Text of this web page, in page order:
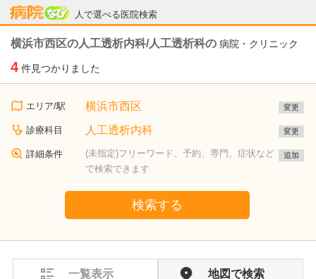
人で選べる医院検索
病院なび
横浜市西区の人工透析内科/人工透析科の 病院・クリニック
4 件見つかりました
エリア/駅 横浜市西区 変更
診療科目 人工透析内科 変更
詳細条件
(未指定)フリーワード、予約、専門、症状など
で検索できます
追加
検索する
一覧表示 地図で検索